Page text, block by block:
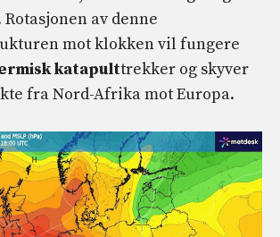
av denne
mot klokken vil fungere
katapulttrekker og skyver
fra Nord-Afrika mot Europa.